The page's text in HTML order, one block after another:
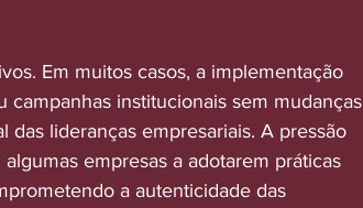
Em muitos casos, a implementação
institucionais sem mudanças
lideranças empresariais. A pressão
empresas a adotarem práticas
a autenticidade das